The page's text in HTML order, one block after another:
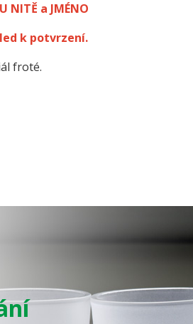
NITĚ a JMÉNO
k potvrzení.
froté.